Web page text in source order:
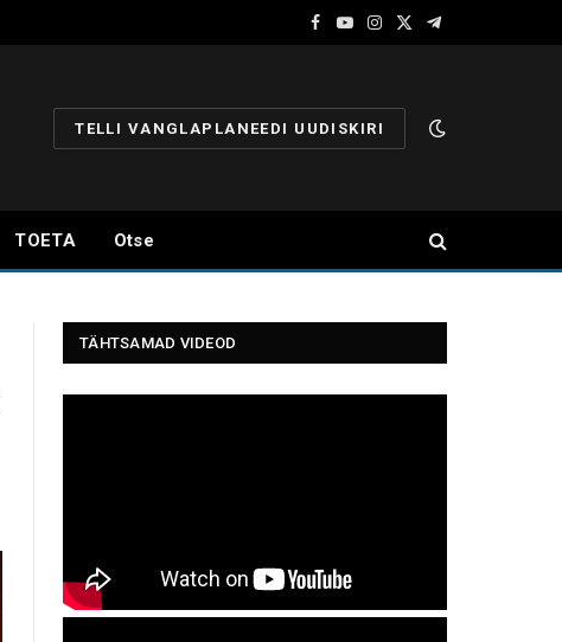
Facebook
YouTube
Instagram
X
Telegram
TELLI VANGLAPLANEEDI UUDISKIRI
TOETA Otse
TÄHTSAMAD VIDEOD